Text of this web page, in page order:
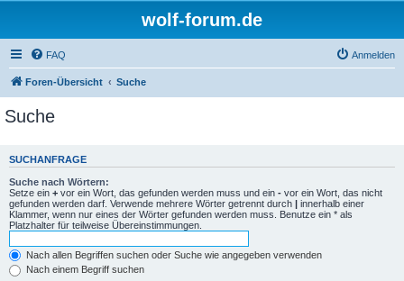
wolf-forum.de
FAQ Anmelden
Foren-Übersicht Suche
Suche
SUCHANFRAGE
Suche nach Wörtern:
Setze ein + vor ein Wort, das gefunden werden muss und ein - vor ein Wort, das nicht
gefunden werden darf. Verwende mehrere Wörter getrennt durch | innerhalb einer
Klammer, wenn nur eines der Wörter gefunden werden muss. Benutze ein * als
Platzhalter für teilweise Übereinstimmungen.
Nach allen Begriffen suchen oder Suche wie angegeben verwenden
Nach einem Begriff suchen